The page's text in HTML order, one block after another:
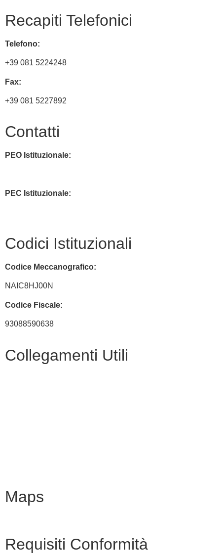
Recapiti Telefonici
Telefono:
+39 081 5224248
Fax:
+39 081 5227892
Contatti
PEO Istituzionale:
PEC Istituzionale:
Codici Istituzionali
Codice Meccanografico:
NAIC8HJ00N
Codice Fiscale:
93088590638
Collegamenti Utili
Maps
Requisiti Conformità